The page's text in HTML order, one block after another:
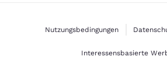
Nutzungsbedingungen
Interessensbasierte